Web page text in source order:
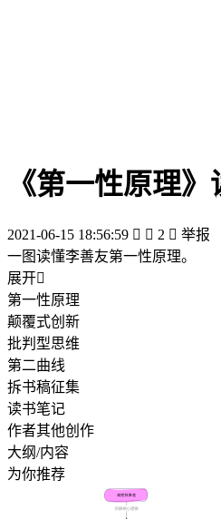
《第一性原理
2021-06-15 18:56:59   2  举报
一图读懂李善友第一性原理。
展开
第一性原理
颠覆式创新
批判型思维
第二曲线
拆书稿征集
读书笔记
作者其他创作
大纲/内容
为你推荐